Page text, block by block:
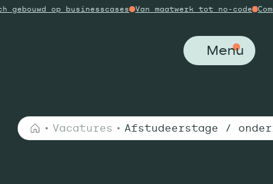
Van maatwerk tot no-code Commerciële &
Menu
Vacatures Afstudeerstage /